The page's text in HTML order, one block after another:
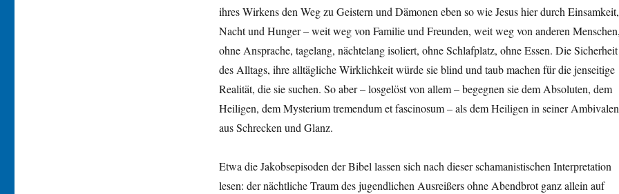
ihres Wirkens den Weg zu Geistern und Dämonen eben so wie Jesus hier durch Einsamkeit,
Nacht und Hunger – weit weg von Familie und Freunden, weit weg von anderen Menschen,
ohne Ansprache, tagelang, nächtelang isoliert, ohne Schlafplatz, ohne Essen. Die Sicherheit
des Alltags, ihre alltägliche Wirklichkeit würde sie blind und taub machen für die jenseitige
Realität, die sie suchen. So aber – losgelöst von allem – begegnen sie dem Absoluten, dem
Heiligen, dem Mysterium tremendum et fascinosum – als dem Heiligen in seiner
aus Schrecken und Glanz.
Etwa die Jakobsepisoden der Bibel lassen sich nach dieser schamanistischen Interpretation
lesen: der nächtliche Traum des jugendlichen Ausreißers ohne Abendbrot ganz allein auf